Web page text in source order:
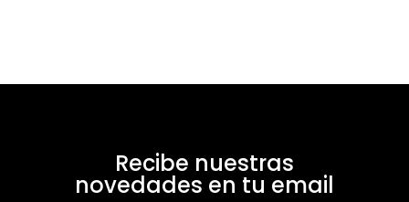
Recibe nuestras
novedades en tu email